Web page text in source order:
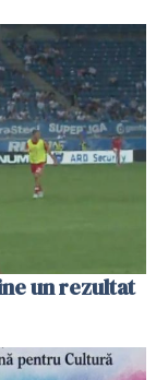
un rezultat